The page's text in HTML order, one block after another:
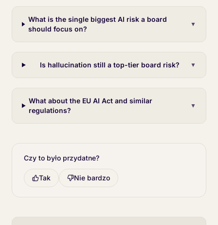
What is the single biggest AI risk a board
should focus on?
▼
Is hallucination still a top-tier board risk? ▼
What about the EU AI Act and similar
regulations?
▼
Czy to było przydatne?
Tak Nie bardzo